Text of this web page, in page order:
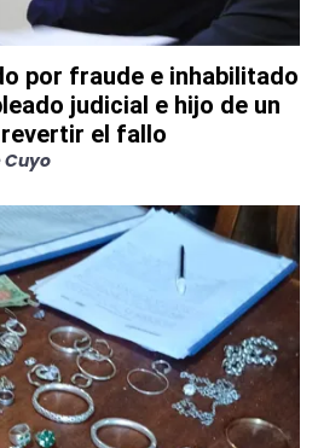
por fraude e inhabilitado
judicial e hijo de un
el fallo
Cuyo